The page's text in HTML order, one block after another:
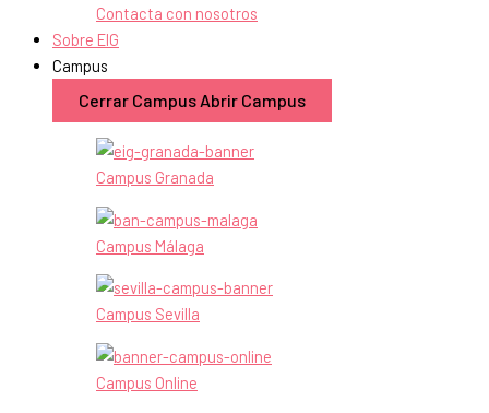
Contacta con nosotros
Sobre EIG
Campus
Cerrar Campus Abrir Campus
Campus Granada
Campus Málaga
Campus Sevilla
Campus Online